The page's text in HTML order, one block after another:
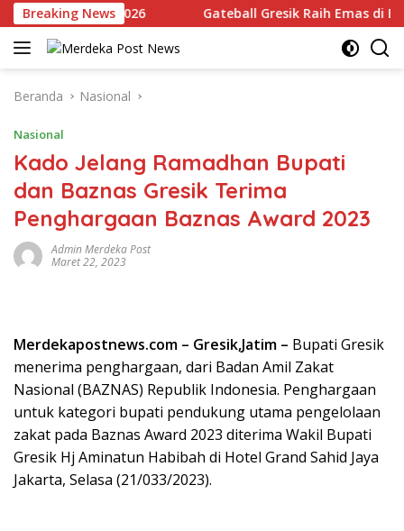
Langsung
ke
konten
Breaking News
Open 2026 Gateball Gresik Raih Emas di East
Beranda Nasional
Nasional
Kado Jelang Ramadhan Bupati
dan Baznas Gresik Terima
Penghargaan Baznas Award 2023
Admin Merdeka Post
Maret 22, 2023
Merdekapostnews.com – Gresik,Jatim – Bupati Gresik
menerima penghargaan, dari Badan Amil Zakat
Nasional (BAZNAS) Republik Indonesia. Penghargaan
untuk kategori bupati pendukung utama pengelolaan
zakat pada Baznas Award 2023 diterima Wakil Bupati
Gresik Hj Aminatun Habibah di Hotel Grand Sahid Jaya
Jakarta, Selasa (21/033/2023).